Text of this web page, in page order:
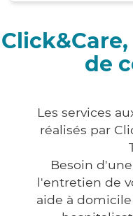
de
Les services
réalisés par
Besoin
l'entretien de
aide à